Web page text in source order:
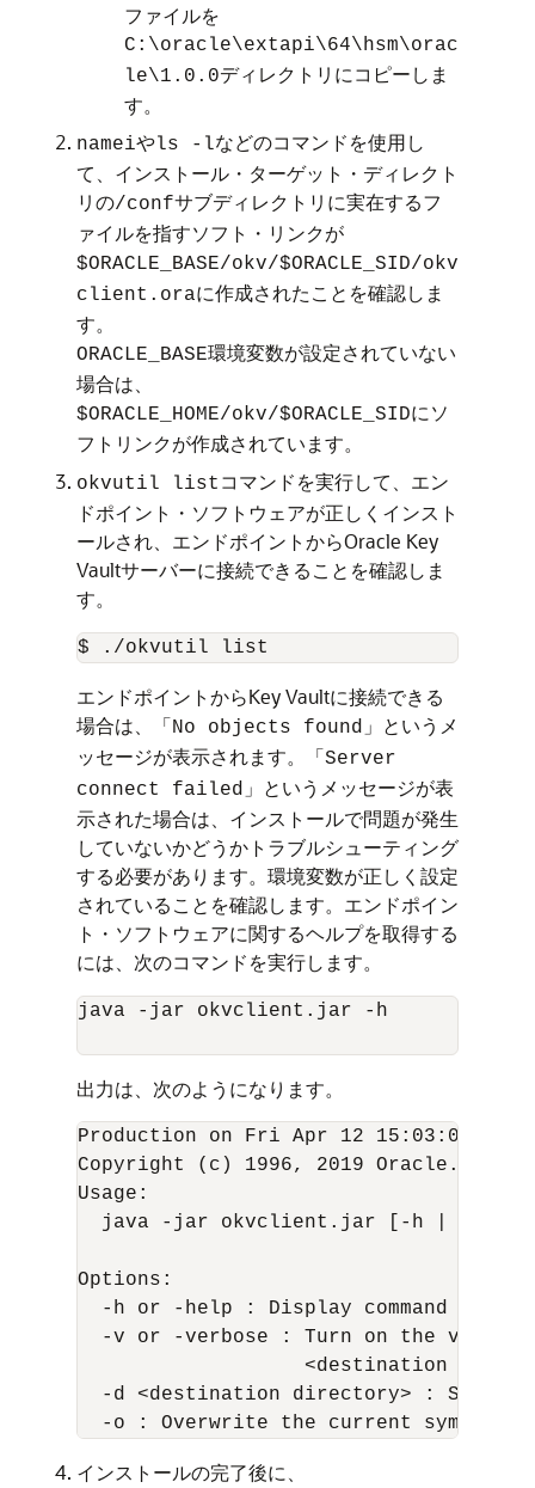
ファイルを
C:\oracle\extapi\64\hsm\orac
le\1.0.0ディレクトリにコピーしま
す。
nameiやls -lなどのコマンドを使用し
て、インストール・ターゲット・ディレクト
リの/confサブディレクトリに実在するフ
ァイルを指すソフト・リンクが
$ORACLE_BASE/okv/$ORACLE_SID/okv
client.oraに作成されたことを確認しま
す。
ORACLE_BASE環境変数が設定されていない
場合は、
$ORACLE_HOME/okv/$ORACLE_SIDにソ
フトリンクが作成されています。
okvutil list コマンドを実行して、エン
ドポイント・ソフトウェアが正しくインスト
ールされ、エンドポイントからOracle Key
Vaultサーバーに接続できることを確認しま
す。
$ ./okvutil list
エンドポイントからKey Vaultに接続できる
場合は、
「No objects found」
というメ
ッセージが表示されます。
「Server
connect failed」
というメッセージが表
示された場合は、インストールで問題が発生
していないかどうかトラブルシューティング
する必要があります。環境変数が正しく設定
されていることを確認します。エンドポイン
ト・ソフトウェアに関するヘルプを取得する
には、次のコマンドを実行します。
java -jar okvclient.jar -h
出力は、次のようになります。
Production on Fri Apr 12 15:03:01 PDT
Copyright (c) 1996, 2019 Oracle. All
Usage:
java -jar okvclient.jar [-h | -
Options:
  -h or -help : Display command help.
-v or -verbose : Turn on the
<destination
-d <destination directory> :
インストールの完了後に、